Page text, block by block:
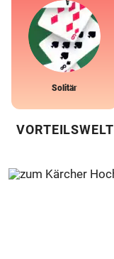
Solitär